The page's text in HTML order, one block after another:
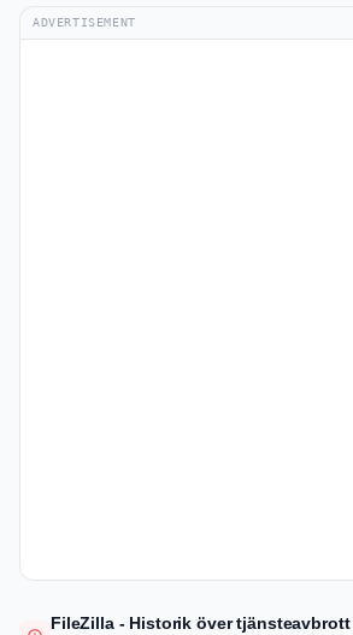
ADVERTISEMENT
FileZilla - Historik över tjänsteavbrott